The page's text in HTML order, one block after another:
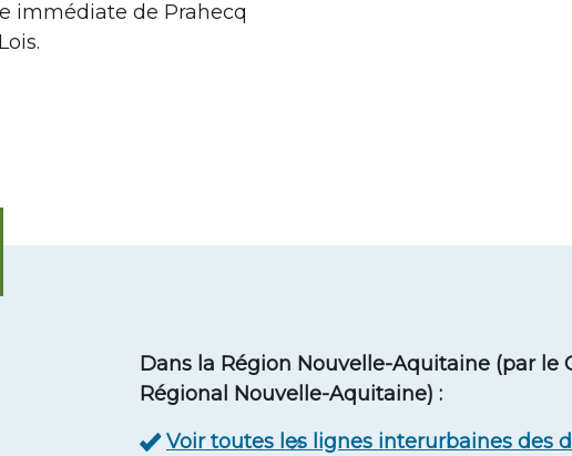
immédiate de Prahecq
Dans la Région Nouvelle-Aquitaine (par le
Régional Nouvelle-Aquitaine) :
Voir toutes les lignes interurbaines des